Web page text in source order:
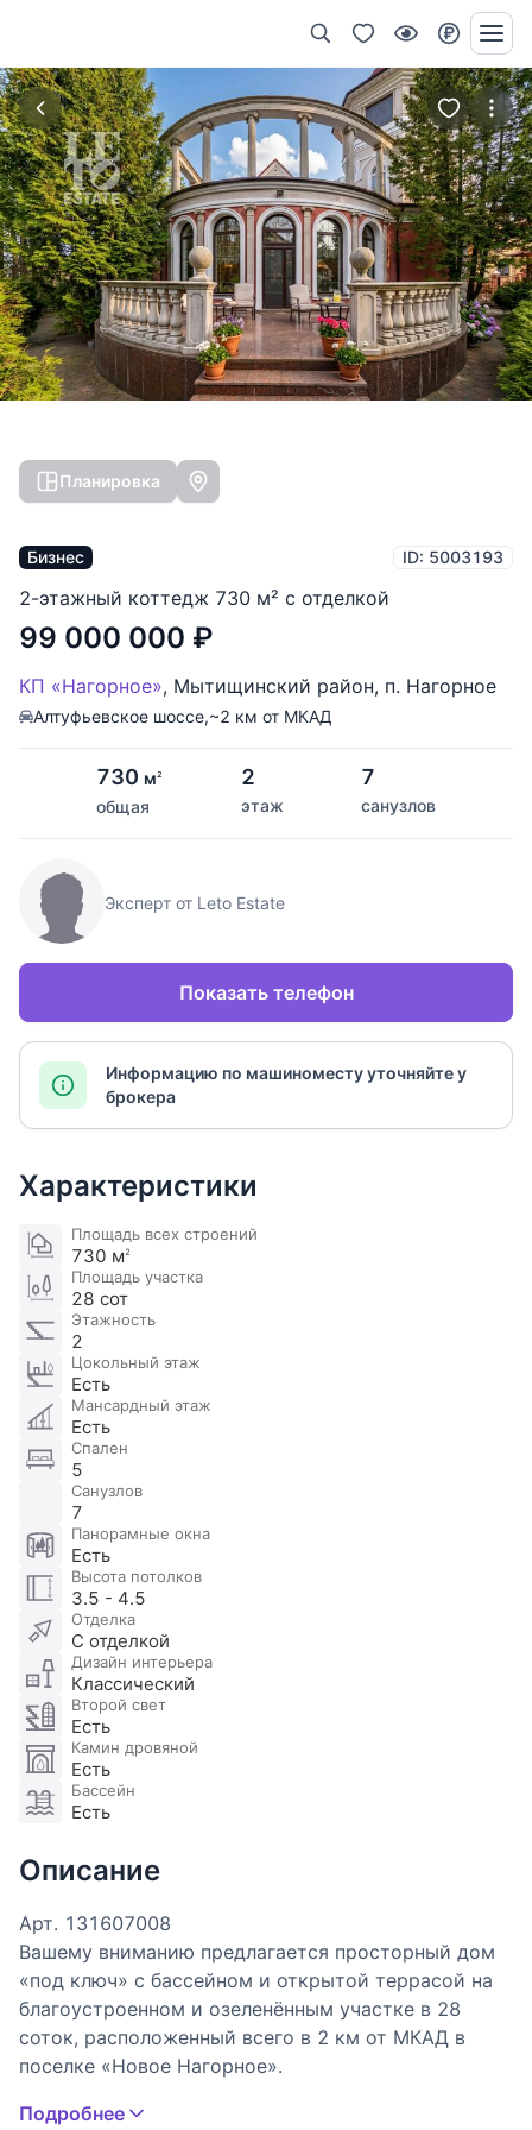
Планировка
Бизнес ID: 5003193
2-этажный коттедж 730 м² с отделкой
99 000 000 ₽
КП «Нагорное», Мытищинский район, п. Нагорное
Алтуфьевское шоссе,~2 км от МКАД
730 м2
общая
2
этаж
7
санузлов
Эксперт от Leto Estate
Показать телефон
Информацию по машиноместу уточняйте у
брокера
Характеристики
Площадь всех строений
730 м2
Площадь участка
28 сот
Этажность
2
Цокольный этаж
Есть
Мансардный этаж
Есть
Спален
5
Санузлов
7
Панорамные окна
Есть
Высота потолков
3.5 - 4.5
Отделка
С отделкой
Дизайн интерьера
Классический
Второй свет
Есть
Камин дровяной
Есть
Бассейн
Есть
Описание
Арт. 131607008
Вашему вниманию предлагается просторный дом
«под ключ» с бассейном и открытой террасой на
благоустроенном и озеленённым участке в 28
соток, расположенный всего в 2 км от МКАД в
поселке «Новое Нагорное».
На земельном участке в 28 соток расположены:
Подробнее